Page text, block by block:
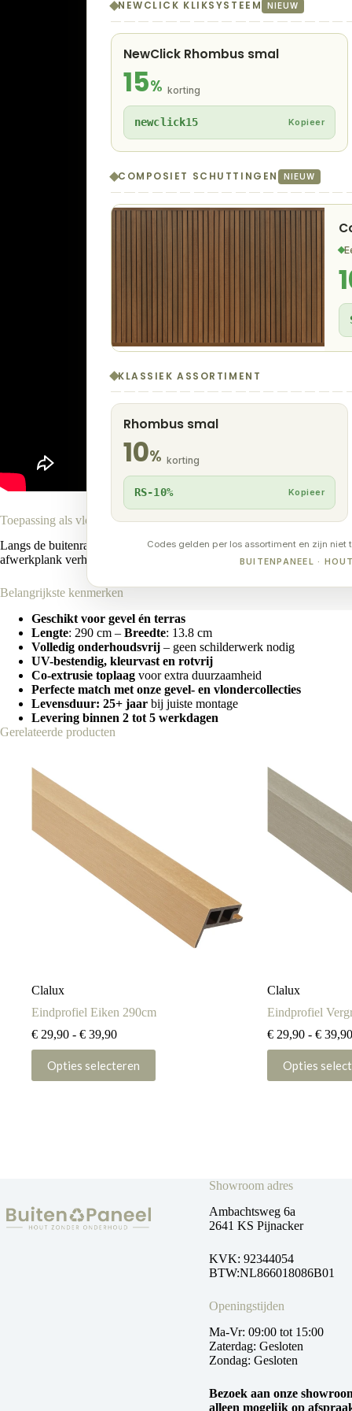
NEWCLICK KLIKSYSTEEM NIEUW
NewClick Rhombus smal
15% korting
newclick15 Kopieer
COMPOSIET SCHUTTINGEN NIEUW
KLASSIEK ASSORTIMENT
Rhombus smal
10% korting
RS-10% Kopieer
Codes gelden per los assortiment en zijn niet
BUITENPANEEL ·
Toepassing als vlonder kantplank
Langs de buitenranden van een composiet vlonder voorkomt deze
afwerkplank verhoogt de stabiliteit van de rand, voorkomt op termijn
Belangrijkste kenmerken
Geschikt voor gevel én terras
Lengte: 290 cm – Breedte: 13.8 cm
Volledig onderhoudsvrij – geen schilderwerk nodig
UV-bestendig, kleurvast en rotvrij
Co-extrusie toplaag voor extra duurzaamheid
Perfecte match met onze gevel- en vlondercollecties
Levensduur: 25+ jaar bij juiste montage
Levering binnen 2 tot 5 werkdagen
Gerelateerde producten
Clalux
Eindprofiel Eiken 290cm
€ 29,90 - € 39,90Prijsklasse:
€ 29,90
tot
Opties selecteren
Dit
product
heeft
de
productpagina
Clalux
Eindprofiel
€29,90 - €39,90
Opties
Dit
product
heeft
worden
de
productpagina
Showroom adres
Ambachtsweg 6a
2641 KS Pijnacker
KVK: 92344054
BTW:NL866018086B01
Openingstijden
Ma-Vr: 09:00 tot 15:00
Zaterdag: Gesloten
Zondag: Gesloten
Bezoek aan onze
alleen mogelijk op